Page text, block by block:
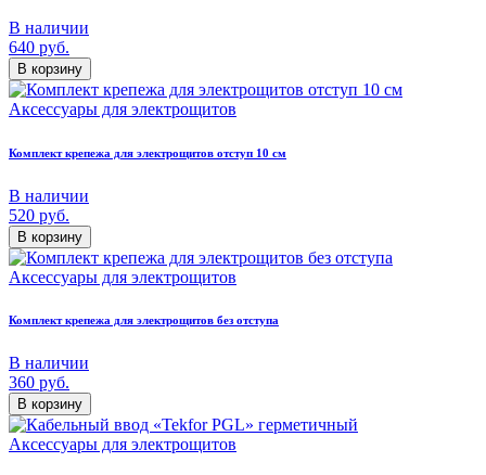
В наличии
640 руб.
В корзину
Аксессуары для электрощитов
Комплект крепежа для электрощитов отступ 10 см
В наличии
520 руб.
В корзину
Аксессуары для электрощитов
Комплект крепежа для электрощитов без отступа
В наличии
360 руб.
В корзину
Аксессуары для электрощитов